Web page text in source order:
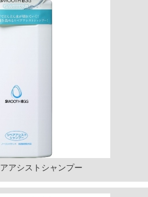
アシストシャンプー